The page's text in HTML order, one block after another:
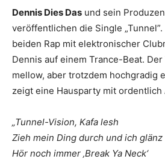
Dennis Dies Das und sein
veröffentlichen die Single
beiden Rap mit elektronischer
Dennis auf einem Trance-Beat.
mellow, aber trotzdem hochgradig
zeigt eine Hausparty mit ordentlich
„Tunnel-Vision, Kafa lesh
Zieh mein Ding durch und ich glänz
Hör noch immer ‚Break Ya Neck‘